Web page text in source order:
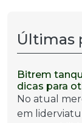
Últimas
Bitrem
dicas para
No atual
em